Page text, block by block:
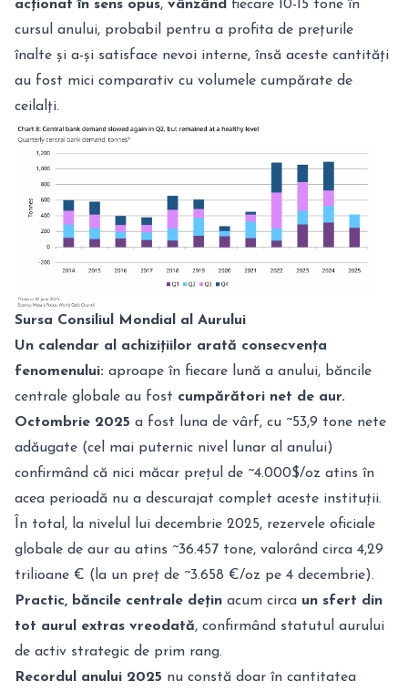
acționat în sens opus, vânzând fiecare 10-15 tone în
cursul anului, probabil pentru a profita de prețurile
înalte și a-și satisface nevoi interne, însă aceste cantități
au fost mici comparativ cu volumele cumpărate de
ceilalți.
Sursa Consiliul Mondial al Aurului
Un calendar al achizițiilor arată consecvența
fenomenului: aproape în fiecare lună a anului, băncile
centrale globale au fost cumpărători net de aur.
Octombrie 2025 a fost luna de vârf, cu ~53,9 tone nete
adăugate (cel mai puternic nivel lunar al anului)
confirmând că nici măcar prețul de ~4.000$/oz atins în
acea perioadă nu a descurajat complet aceste instituții.
În total, la nivelul lui decembrie 2025, rezervele oficiale
globale de aur au atins ~36.457 tone, valorând circa 4,29
trilioane € (la un preț de ~3.658 €/oz pe 4 decembrie).
Practic, băncile centrale dețin acum circa un sfert din
tot aurul extras vreodată, confirmând statutul aurului
de activ strategic de prim rang.
Recordul anului 2025 nu constă doar în cantitatea